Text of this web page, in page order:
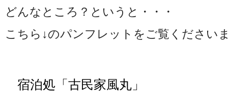
どんなところ？というと・・・
こちら↓のパンフレットをご覧ください
宿泊処「古民家風丸」